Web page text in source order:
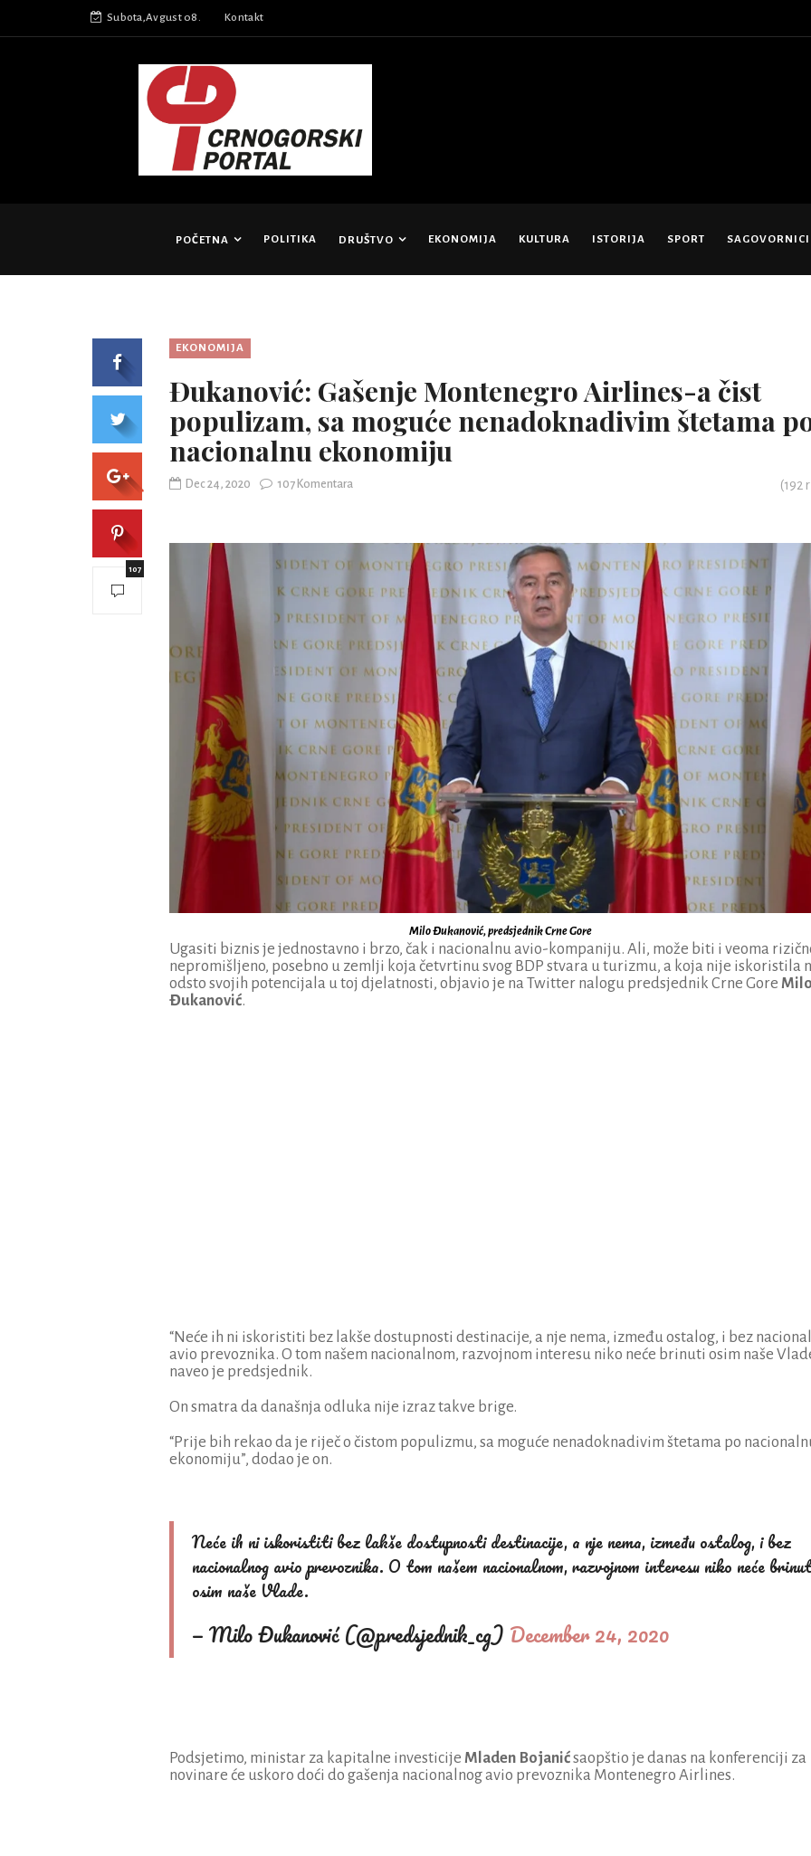
Subota,Avgust 08. Kontakt
POČETNA POLITIKA DRUŠTVO EKONOMIJA KULTURA ISTORIJA SPORT SAGOVORNICI
EKONOMIJA
Đukanović: Gašenje Montenegro Airlines-a čist
populizam, sa moguće nenadoknadivim štetama
nacionalnu ekonomiju
Dec 24, 2020 107 Komentara (192
Milo Đukanović, predsjednik Crne Gore
Ugasiti biznis je jednostavno i brzo, čak i nacionalnu avio-kompaniju. Ali, može biti i veoma
nepromišljeno, posebno u zemlji koja četvrtinu svog BDP stvara u turizmu, a koja nije iskoristila
odsto svojih potencijala u toj djelatnosti, objavio je na Twitter nalogu predsjednik Crne Gore
Đukanović.
“Neće ih ni iskoristiti bez lakše dostupnosti destinacije, a nje nema, između ostalog, i bez
avio prevoznika. O tom našem nacionalnom, razvojnom interesu niko neće brinuti osim naše
naveo je predsjednik.
On smatra da današnja odluka nije izraz takve brige.
“Prije bih rekao da je riječ o čistom populizmu, sa moguće nenadoknadivim štetama po
ekonomiju”, dodao je on.
Neće ih ni iskoristiti bez lakše dostupnosti destinacije, a nje nema, između ostalog, i bez
nacionalnog avio prevoznika. O tom našem nacionalnom, razvojnom interesu niko neće
osim naše Vlade.
— Milo Đukanović (@predsjednik_cg) December 24, 2020
Podsjetimo, ministar za kapitalne investicije Mladen Bojanićsaopštio je danas na konferenciji za
novinare će uskoro doći do gašenja nacionalnog avio prevoznika Montenegro Airlines.
107